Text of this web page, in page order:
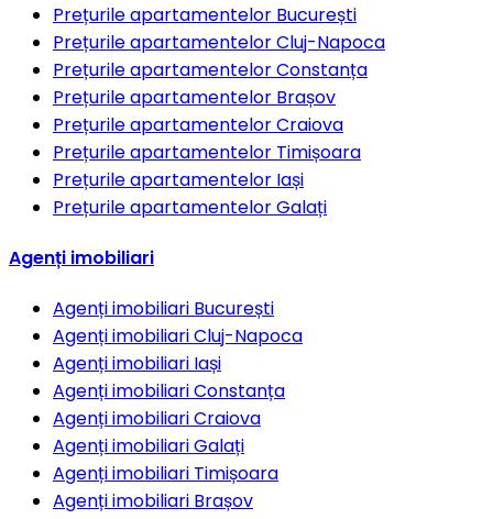
Prețurile apartamentelor București
Prețurile apartamentelorCluj-Napoca
Prețurile apartamentelorConstanța
Prețurile apartamentelor Brașov
Prețurile apartamentelorCraiova
Prețurile apartamentelor Timișoara
Prețurile apartamentelor Iași
Prețurile apartamentelorGalați
Agenți imobiliari
Agenți imobiliari București
Agenți imobiliariCluj-Napoca
Agenți imobiliari Iași
Agenți imobiliariConstanța
Agenți imobiliariCraiova
Agenți imobiliariGalați
Agenți imobiliari Timișoara
Agenți imobiliari Brașov